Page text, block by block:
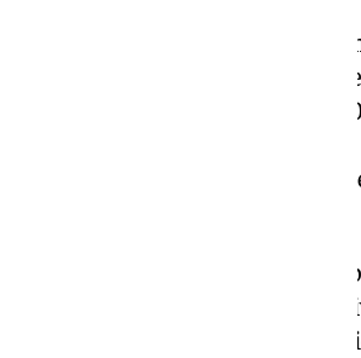
Ante esta situación ha pedido
Civil ya que, según se refleja
agentes operativos a junio de
faltan 39 policías y 139
nivel nacional alcanza la cifra
La diputada del PP ha
señalado que «la libertad
principal de la acción de un